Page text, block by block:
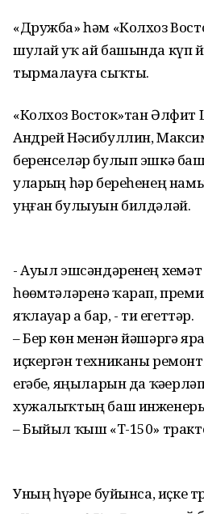
«Дружба» һәм «Колхоз
шулай уҡ ай башында күп
тырмалауға сыҡты.
«Колхоз Восток»тан
Андрей Нәсибуллин,
беренселәр булып эшкә
уларҙың һәр береһенең
уңған булыуын билдәләй.
- Ауыл эшсәндәренең
һөҙөмтәләренә ҡарап,
яҡлауҙар ҙа бар, - ти егеттәр.
– Бер көн менән йәшәргә
иҫкергән техниканы
егәбеҙ, яңыларын да
хужалыҡтың баш инженеры
– Быйыл ҡыш «Т-150»
Уның һүҙҙәре буйынса, иҫке